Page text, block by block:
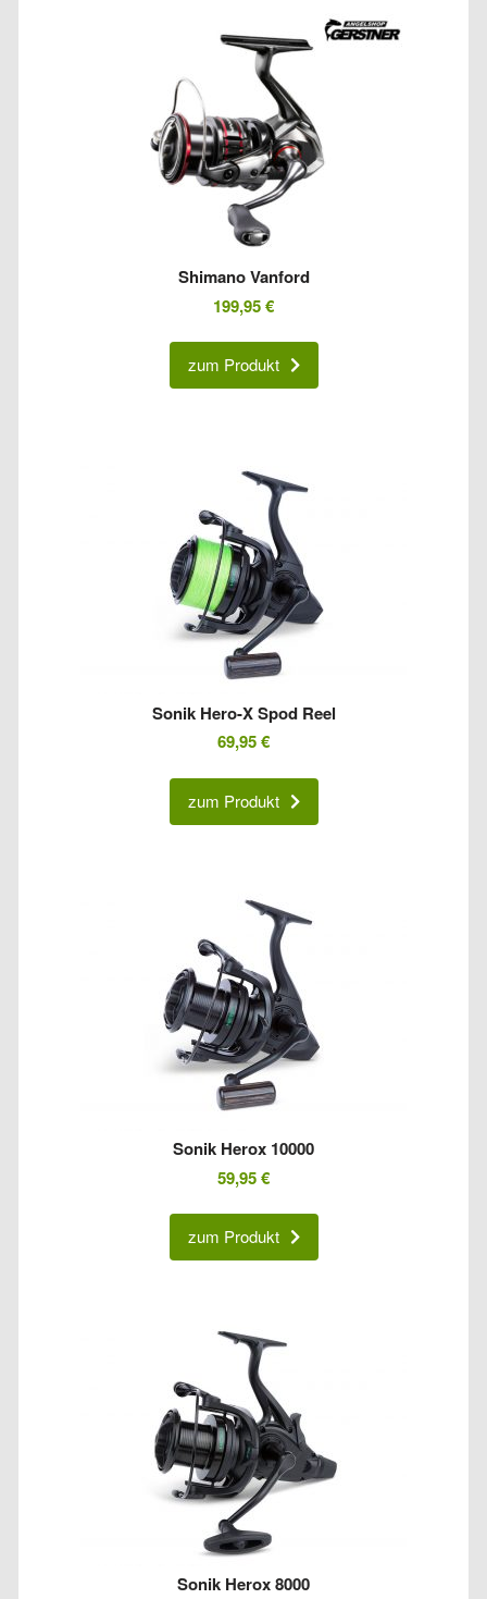
Shimano Vanford
199,95€
zum Produkt
Sonik Hero-X Spod Reel
69,95€
zum Produkt
Sonik Herox 10000
59,95€
zum Produkt
Sonik Herox 8000